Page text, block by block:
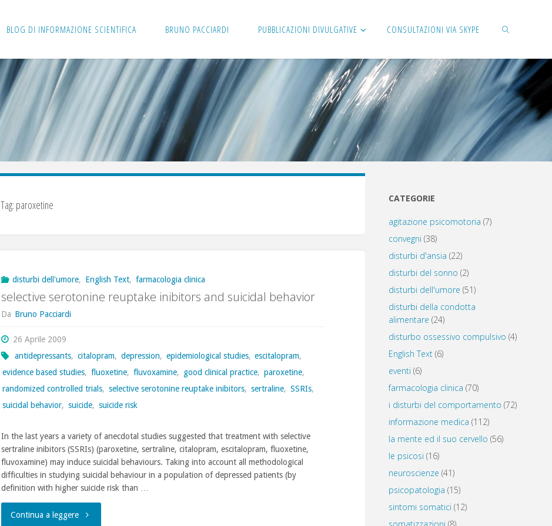
BLOG DI INFORMAZIONE SCIENTIFICA BRUNO PACCIARDI PUBBLICAZIONI DIVULGATIVE CONSULTAZIONI VIA SKYPE
CERCA
Tag: paroxetine
disturbi dell'umore, English Text, farmacologia clinica
selective serotonine reuptake inibitors and suicidal behavior
Da Bruno Pacciardi
26 Aprile 2009
antidepressants, citalopram, depression, epidemiological studies, escitalopram,
evidence based studies, fluoxetine, fluvoxamine, good clinical practice, paroxetine,
randomized controlled trials, selective serotonine reuptake inibitors, sertraline, SSRIs,
suicidal behavior, suicide, suicide risk
In the last years a variety of anecdotal studies suggested that treatment with selective
sertraline inibitors (SSRIs) (paroxetine, sertraline, citalopram, escitalopram, fluoxetine,
fluvoxamine) may induce suicidal behaviours. Taking into account all methodological
difficulties in studying suicidal behaviour in a population of depressed patients (by
definition with higher suicide risk than …
Continua a leggere"selective
CATEGORIE
agitazione psicomotoria (7)
convegni (38)
disturbi d'ansia (22)
disturbi del sonno (2)
disturbi dell'umore (51)
disturbi della condotta
alimentare (24)
disturbo ossessivo compulsivo (4)
English Text (6)
eventi (6)
farmacologia clinica (70)
i disturbi del comportamento (72)
informazione medica (112)
la mente ed il suo cervello (56)
le psicosi (16)
neuroscienze (41)
psicopatologia (15)
sintomi somatici (12)